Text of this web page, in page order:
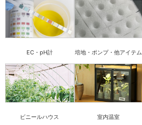
EC・pH計 培地・ポンプ・他アイテム
ビニールハウス 室内温室